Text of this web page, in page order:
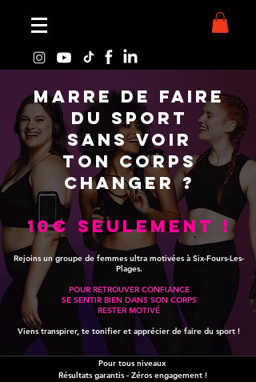
Marre de faire
du sport
sans voir
ton corps
changer ?
10€ seulement !
Rejoins un groupe de femmes ultra motivées à Six-Fours-Les-
Plages.
POUR RETROUVER CONFIANCE
SE SENTIR BIEN DANS SON CORPS
RESTER MOTIVÉ
Viens transpirer, te tonifier et apprécier de faire du sport !
Pour tous niveaux
Résultats garantis - Zéros engagement !